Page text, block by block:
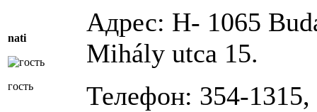
nati
гость
Адрес: H- 1065
Mihály utca 15.
Телефон: 354-1315,